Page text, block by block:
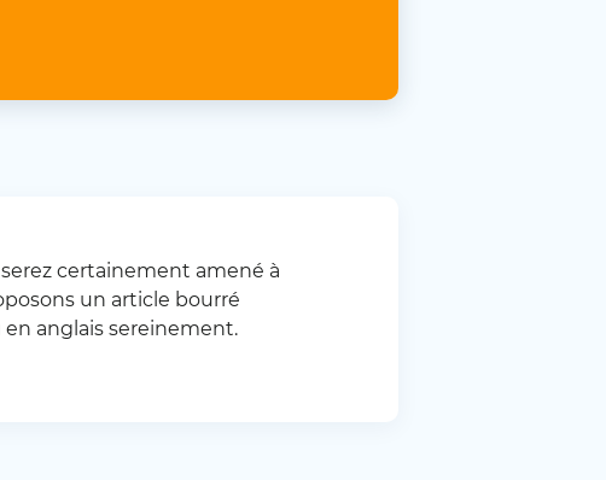
serez certainement amené à
un article bourré
anglais sereinement.